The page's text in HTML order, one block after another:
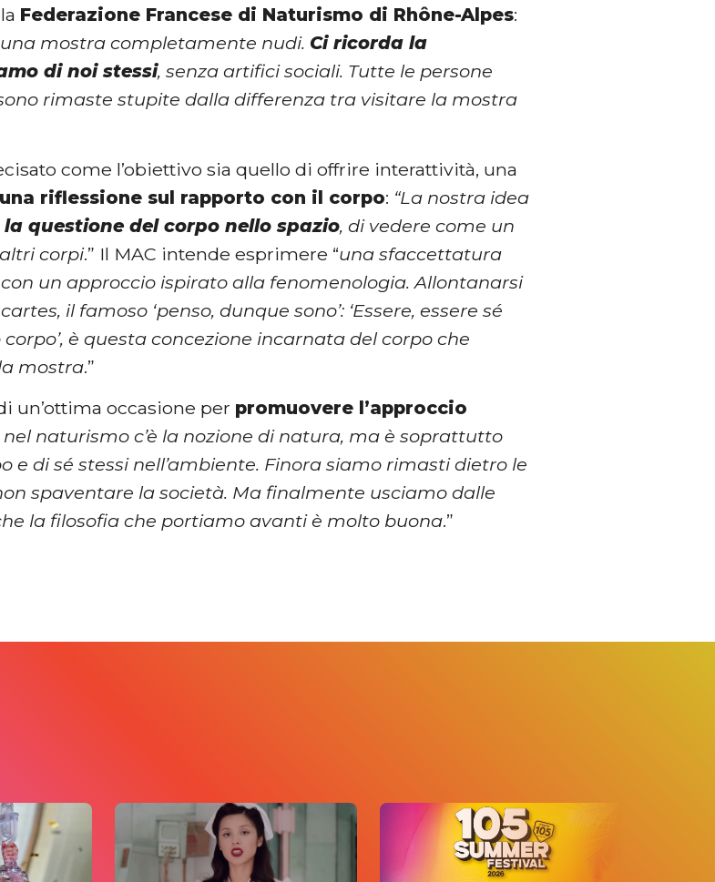
Federazione Francese di Naturismo di Rhône-Alpes:
mostra completamente nudi. Ci ricorda la
di noi stessi, senza artifici sociali. Tutte le persone
rimaste stupite dalla differenza tra visitare la mostra
come l’obiettivo sia quello di offrire interattività, una
una riflessione sul rapporto con il corpo: “La nostra idea
la questione del corpo nello spazio, di vedere come un
corpi.” Il MAC intende esprimere “una sfaccettatura
un approccio ispirato alla fenomenologia. Allontanarsi
il famoso ‘penso, dunque sono’: ‘Essere, essere sé
è questa concezione incarnata del corpo che
mostra.”
un’ottima occasione per promuovere l’approccio
nel naturismo c’è la nozione di natura, ma è soprattutto
e di sé stessi nell’ambiente. Finora siamo rimasti dietro le
spaventare la società. Ma finalmente usciamo dalle
la filosofia che portiamo avanti è molto buona.”